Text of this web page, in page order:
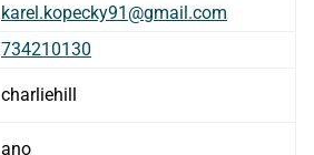
karel.kopecky91@gmail.com
734210130
charliehill
ano